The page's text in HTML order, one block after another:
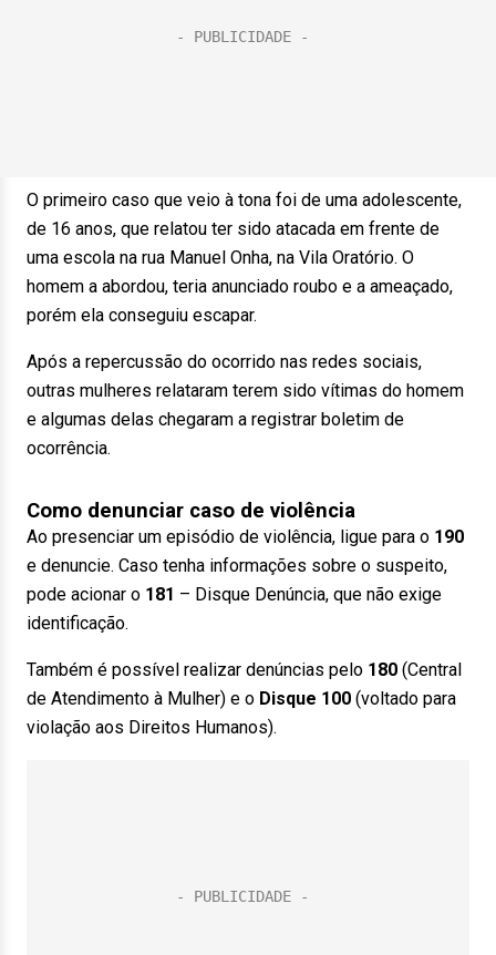
O primeiro caso que veio à tona foi de uma adolescente,
de 16 anos, que relatou ter sido atacada em frente de
uma escola na rua Manuel Onha, na Vila Oratório. O
homem a abordou, teria anunciado roubo e a ameaçado,
porém ela conseguiu escapar.
Após a repercussão do ocorrido nas redes sociais,
outras mulheres relataram terem sido vítimas do homem
e algumas delas chegaram a registrar boletim de
ocorrência.
Como denunciar caso de violência
Ao presenciar um episódio de violência, ligue para o 190
e denuncie. Caso tenha informações sobre o suspeito,
pode acionar o 181 – Disque Denúncia, que não exige
identificação.
Também é possível realizar denúncias pelo 180 (Central
de Atendimento à Mulher) e o Disque 100 (voltado para
violação aos Direitos Humanos).